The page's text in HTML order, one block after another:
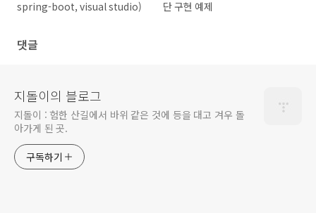
spring-boot, visual studio)
단 구현 예제
댓글
지돌이의 블로그
지돌이 : 험한 산길에서 바위 같은 것에 등을 대고 겨우 돌
아가게 된 곳.
구독하기